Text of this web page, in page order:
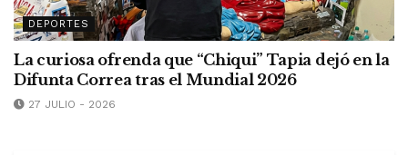
DEPORTES
La curiosa ofrenda que “Chiqui” Tapia dejó en la
Difunta Correa tras el Mundial 2026
27 JULIO - 2026